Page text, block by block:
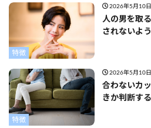
特徴
2026年5月10日
人の男を取
されないよ
特徴
2026年5月10日
合わないカ
きか判断す